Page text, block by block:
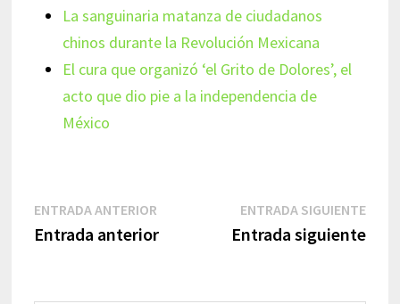
La sanguinaria matanza de ciudadanos
chinos durante la Revolución Mexicana
El cura que organizó ‘el Grito de Dolores’, el
acto que dio pie a la independencia de
México
Navegación
de
ENTRADA ANTERIOREntrada
anterior:
Entrada anterior
ENTRADA SIGUIENTE
Entrada siguiente